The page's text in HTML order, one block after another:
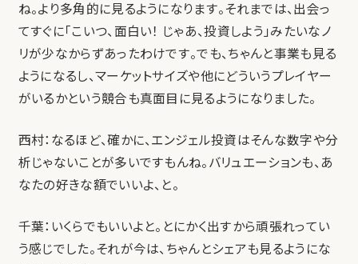
ね。より多角的に見るようになります。それまでは、出会っ
てすぐに「こいつ、面白い！ じゃあ、投資しよう」みたいなノ
リが少なからずあったわけです。でも、ちゃんと事業も見る
ようになるし、マーケットサイズや他にどういうプレイヤー
がいるかという競合も真面目に見るようになりました。
西村：なるほど、確かに、エンジェル投資はそんな数字や分
析じゃないことが多いですもんね。バリュエーションも、あ
なたの好きな額でいいよ、と。
千葉：いくらでもいいよと。とにかく出すから頑張れってい
う感じでした。それが今は、ちゃんとシェアも見るようにな